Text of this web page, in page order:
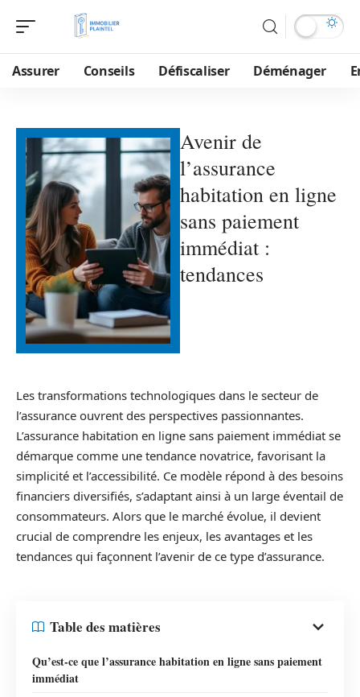
Assurer Conseils Défiscaliser Déménager
Avenir de
l’assurance
habitation en ligne
sans paiement
immédiat :
tendances
Les transformations technologiques dans le secteur de
l’assurance ouvrent des perspectives passionnantes.
L’assurance habitation en ligne sans paiement immédiat se
démarque comme une tendance novatrice, favorisant la
simplicité et l’accessibilité. Ce modèle répond à des besoins
financiers diversifiés, s’adaptant ainsi à un large éventail de
consommateurs. Alors que le marché évolue, il devient
crucial de comprendre les enjeux, les avantages et les
tendances qui façonnent l’avenir de ce type d’assurance.
Table des matières
Qu’est-ce que l’assurance habitation en ligne sans paiement
immédiat